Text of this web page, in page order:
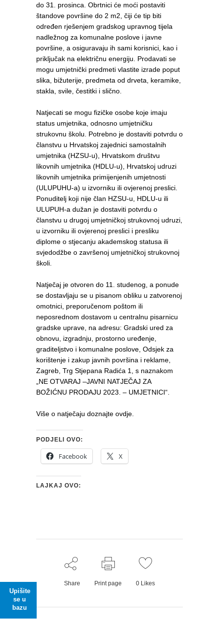
Upišite
se u
bazu
do 31. prosinca. Obrtnici će moći postaviti
štandove površine do 2 m2, čiji će tip biti
određen rješenjem gradskog upravnog tijela
nadležnog za komunalne poslove i javne
površine, a osiguravaju ih sami korisnici, kao i
priključak na električnu energiju. Prodavati se
mogu umjetnički predmeti vlastite izrade poput
slika, bižuterije, predmeta od drveta, keramike,
stakla, svile, čestitki i slično.
Natjecati se mogu fizičke osobe koje imaju
status umjetnika, odnosno umjetničku
strukovnu školu. Potrebno je dostaviti potvrdu o
članstvu u Hrvatskoj zajednici samostalnih
umjetnika (HZSU-u), Hrvatskom društvu
likovnih umjetnika (HDLU-u), Hrvatskoj udruzi
likovnih umjetnika primijenjenih umjetnosti
(ULUPUHU-a) u izvorniku ili ovjerenoj preslici.
Ponuditelj koji nije član HZSU-u, HDLU-u ili
ULUPUH-a dužan je dostaviti potvrdu o
članstvu u drugoj umjetničkoj strukovnoj udruzi,
u izvorniku ili ovjerenoj preslici i presliku
diplome o stjecanju akademskog statusa ili
svjedodžbe o završenoj umjetničkoj strukovnoj
školi.
Natječaj je otvoren do 11. studenog, a ponude
se dostavljaju se u pisanom obliku u zatvorenoj
omotnici, preporučenom poštom ili
neposrednom dostavom u centralnu pisarnicu
gradske uprave, na adresu: Gradski ured za
obnovu, izgradnju, prostorno uređenje,
graditeljstvo i komunalne poslove, Odsjek za
korištenje i zakup javnih površina i reklame,
Zagreb, Trg Stjepana Radića 1, s naznakom
„NE OTVARAJ –JAVNI NATJEČAJ ZA
BOŽIĆNU PRODAJU 2023. – UMJETNICI“.
Više o natječaju doznajte ovdje.
PODJELI OVO:
Facebook X
LAJKAJ OVO:
Share Print page 0 Likes